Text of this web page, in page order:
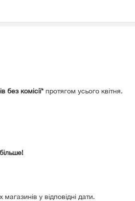
без комісії* протягом усього квітня.
магазинів у відповідні дати.